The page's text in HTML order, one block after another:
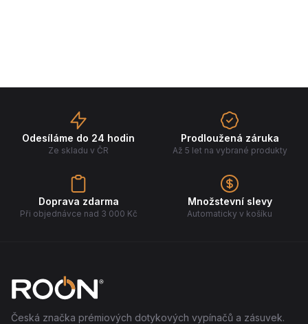
Odesíláme do 24 hodin
Ze skladu v ČR
Prodloužená záruka
Až 5 let na vybrané produkty
Doprava zdarma
Při objednávce nad 3 000 Kč
Množstevní slevy
Automaticky v košíku
Česká značka prémiových dotykových vypínačů a zásuvek.